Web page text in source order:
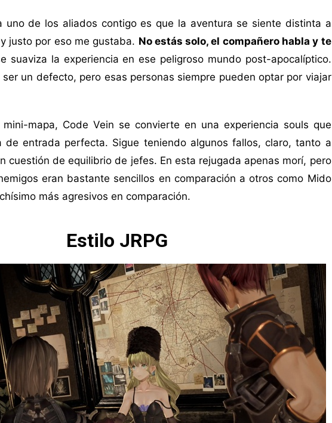
uno de los aliados contigo es que la aventura se siente distinta a
justo por eso me gustaba. No estás solo, el compañero habla y te
suaviza la experiencia en ese peligroso mundo post-apocalíptico.
un defecto, pero esas personas siempre pueden optar por viajar
mapa, Code Vein se convierte en una experiencia souls que
de entrada perfecta. Sigue teniendo algunos fallos, claro, tanto a
cuestión de equilibrio de jefes. En esta rejugada apenas morí, pero
eran bastante sencillos en comparación a otros como Mido
más agresivos en comparación.
Estilo JRPG